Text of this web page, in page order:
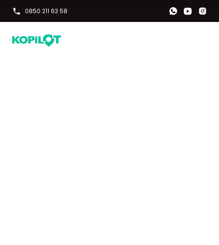
0850 211 63 58